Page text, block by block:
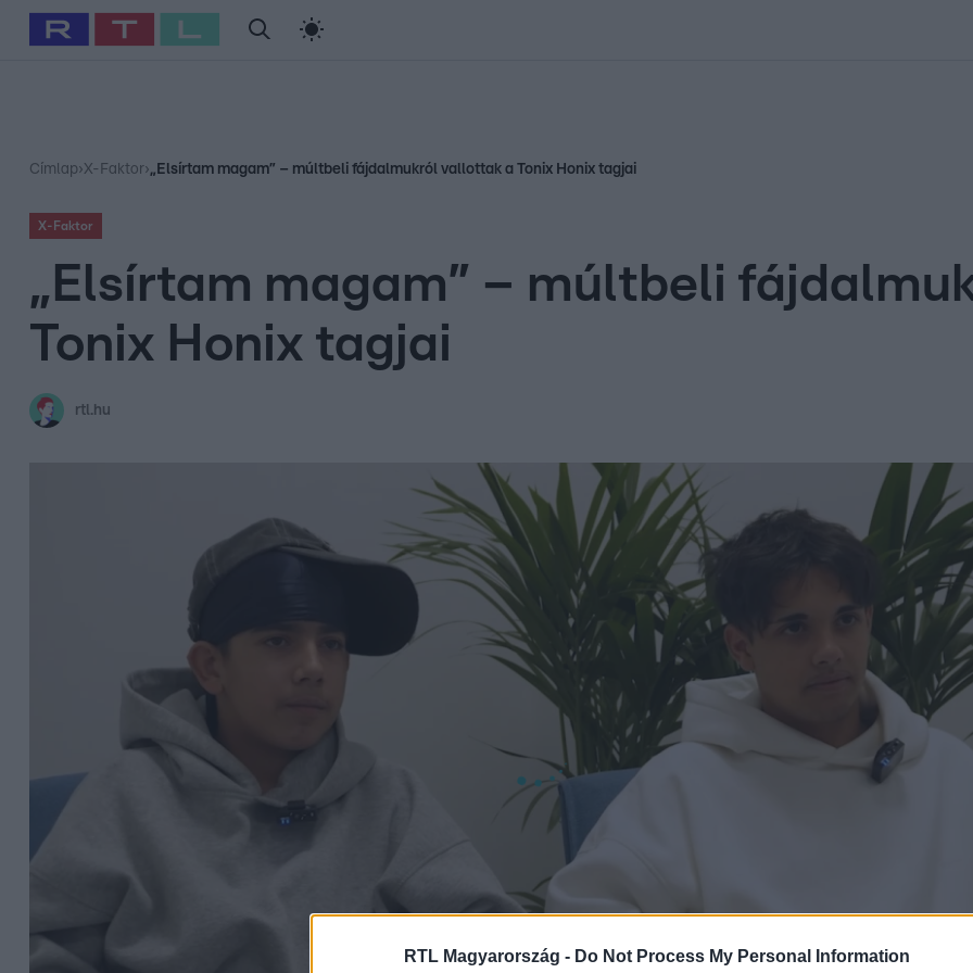
RTL Magyarország - Do Not Process My Personal Information
Babits Marcella Szellő István Most Wanted
Címlap›X-Faktor›„Elsírtam magam” – múltbeli fájdalmukról vallottak a Tonix Honix tagjai
X-Faktor
„Elsírtam magam” – múltbeli
Tonix Honix tagjai
rtl.hu